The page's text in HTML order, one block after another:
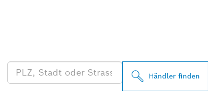
Händler finden